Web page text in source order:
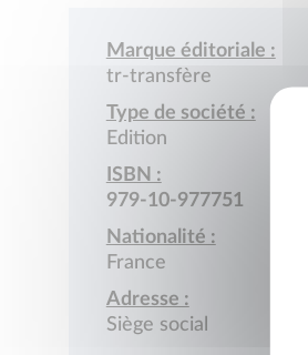
Marque éditoriale :
tr-transfère
Type de société :
Edition
ISBN :
979-10-977751
Nationalité :
France
Adresse :
Siège social